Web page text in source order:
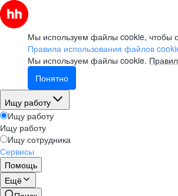
Мы используем файлы cookie, чтобы
Правила использования файлов
Мы используем файлы cookie.
Понятно
Ищу работу
Ищу работу
Ищу работу
Ищу сотрудника
Сервисы
Помощь
Ещё